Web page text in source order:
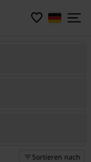
Sortieren nach